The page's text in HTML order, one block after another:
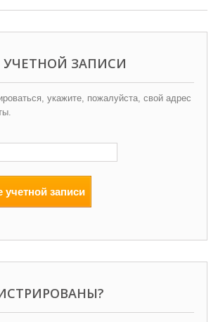
ЗАПИСИ
укажите, пожалуйста, свой адрес
учетной записи